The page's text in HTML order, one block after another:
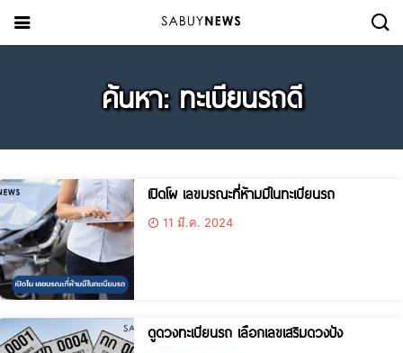
ค้นหา: ทะเบียนรถดี
เปิดโผ เลขมรณะที่ห้ามมีในทะเบียนรถ
11 มี.ค. 2024
ดูดวงทะเบียนรถ เลือกเลขเสริมดวงปัง